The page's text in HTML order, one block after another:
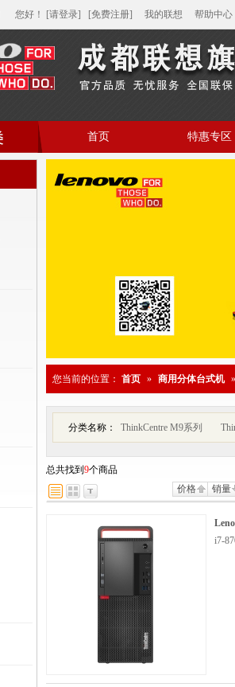
您好 ！ [请登录] [免费注册] 我的联想 帮助中心
首页 特惠专区
您当前的位置： 首页 » 商用分体台式机 »
分类名称： ThinkCentre M9系列
总共找到 9个商品
价格
销量
i7-